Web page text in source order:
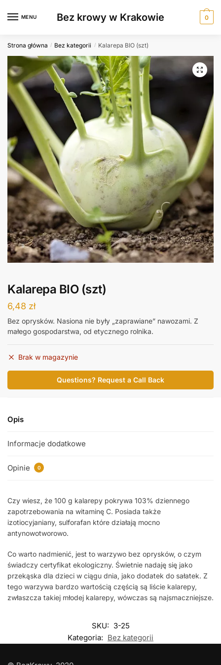
MENU Bez krowy w Krakowie 0
Strona główna / Bez kategorii / Kalarepa BIO (szt)
Kalarepa BIO (szt)
6,48 zł
Bez oprysków. Nasiona nie były „zaprawiane” nawozami. Z
małego gospodarstwa, od etycznego rolnika.
Brak w magazynie
Questions? Request a Call Back
Opis
Informacje dodatkowe
Opinie 0
Czy wiesz, że 100 g kalarepy pokrywa 103% dziennego
zapotrzebowania na witaminę C. Posiada także
izotiocyjaniany, sulforafan które działają mocno
antynowotworowo.
Co warto nadmienić, jest to warzywo bez oprysków, o czym
świadczy certyfikat ekologiczny. Świetnie nadaję się jako
przekąska dla dzieci w ciągu dnia, jako dodatek do sałatek. Z
tego warzywa bardzo wartością częścią są liście kalarepy,
zwłaszcza takiej młodej kalarepy, wówczas są najsmaczniejsze.
SKU: 3-25
Kategoria: Bez kategorii